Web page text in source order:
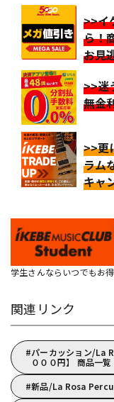
>>イ
ら！
お見
>>迷
無金
>>更
ラム
キャ
学生さんならいつでもお
関連リンク
パーカッション/La
０００円】 商品一覧
新品/La Rosa